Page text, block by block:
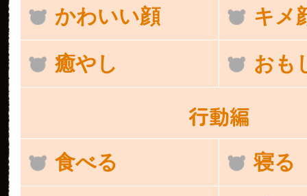
かわいい顔 キメ
癒やし おも
行動編
食べる 寝る